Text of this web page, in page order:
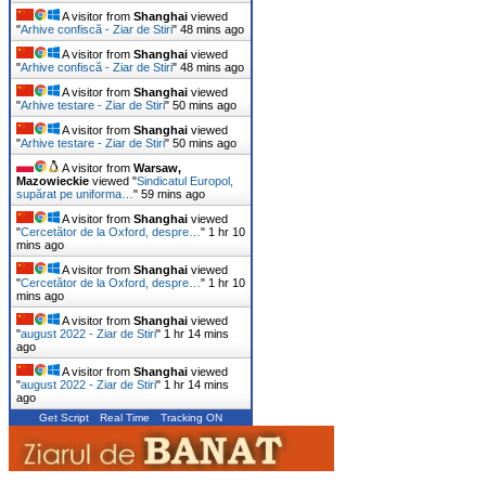
A visitor from Shanghai viewed
"Arhive confiscă - Ziar de Stiri" 48 mins ago
A visitor from Shanghai viewed
"Arhive confiscă - Ziar de Stiri" 48 mins ago
A visitor from Shanghai viewed
"Arhive testare - Ziar de Stiri" 50 mins ago
A visitor from Shanghai viewed
"Arhive testare - Ziar de Stiri" 50 mins ago
A visitor from Warsaw,
Mazowieckie viewed "Sindicatul Europol,
supărat pe uniforma… " 59 mins ago
A visitor from Shanghai viewed
"Cercetător de la Oxford, despre… " 1 hr 10
mins ago
A visitor from Shanghai viewed
"Cercetător de la Oxford, despre… " 1 hr 10
mins ago
A visitor from Shanghai viewed
"august 2022 - Ziar de Stiri" 1 hr 14 mins
ago
A visitor from Shanghai viewed
"august 2022 - Ziar de Stiri" 1 hr 14 mins
ago
Get Script Real Time Tracking ON